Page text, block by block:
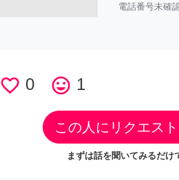
電話番号未確
favorite_border 0 tag_faces 1
この人にリクエス
まずは話を聞いてみるだけ